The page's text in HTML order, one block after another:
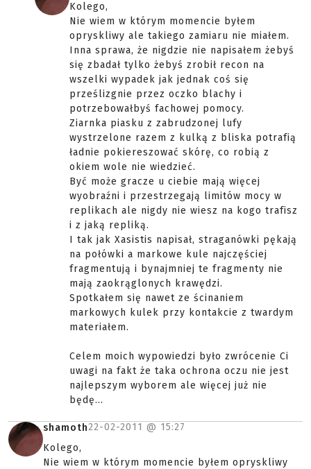
Kolego,
Nie wiem w którym momencie byłem
opryskliwy ale takiego zamiaru nie miałem.
Inna sprawa, że nigdzie nie napisałem żebyś
się zbadał tylko żebyś zrobił recon na
wszelki wypadek jak jednak coś się
prześlizgnie przez oczko blachy i
potrzebowałbyś fachowej pomocy.
Ziarnka piasku z zabrudzonej lufy
wystrzelone razem z kulką z bliska potrafią
ładnie pokiereszować skórę, co robią z
okiem wole nie wiedzieć.
Być może gracze u ciebie mają więcej
wyobraźni i przestrzegają limitów mocy w
replikach ale nigdy nie wiesz na kogo trafisz
i z jaką repliką.
I tak jak Xasistis napisał, straganówki pękają
na połówki a markowe kule najczęściej
fragmentują i bynajmniej te fragmenty nie
mają zaokrąglonych krawędzi.
Spotkałem się nawet ze ścinaniem
markowych kulek przy kontakcie z twardym
materiałem.
Celem moich wypowiedzi było zwrócenie Ci
uwagi na fakt że taka ochrona oczu nie jest
najlepszym wyborem ale więcej już nie
będę...
shamoth22-02-2011 @ 15:27
Kolego,
Nie wiem w którym momencie byłem opryskliwy